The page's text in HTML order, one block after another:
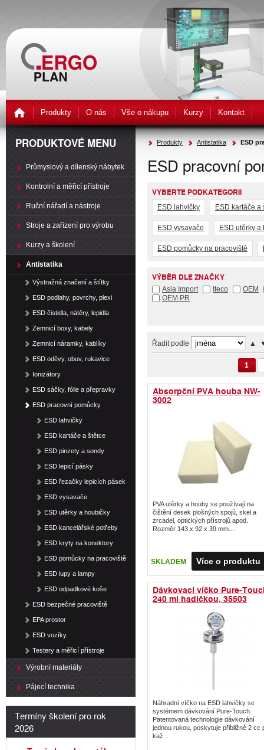
Produkty O nás Vše o nákupu Kurzy Kontakt
Produkty Antistatika ESD
ESD pracovní
VYBERTE PODKATEGORII
ESD lahvičky ESD kartáče a
ESD vysavače ESD utěrky a
ESD pomůcky na pracoviště
VÝBĚR DLE ZNAČKY
Asia Import Iteco
OEM
OEM PR
Řadit podle ▲
1
Absorpční PVA houba NW-
3002
PVA utěrky a houby se používají na
čištění desek plošných spojů, skel a
zrcadel, optických přístrojů apod.
Rozměr 143 x 92 x 39 mm....
SKLADEM Více o produktu
Dávkovací víčko Pure-
240 ml hadičkou, 35503
Náhradní víčko na ESD lahvičky se
systémem dávkování Pure-Touch.
Patentovaná technologie dávkování
jednou rukou, poskytuje přibližně 2 cc
kaž...
PRODUKTOVÉ MENU
Průmyslový a dílenský nábytek
Kontrolní a měřicí přístroje
Ruční nářadí a nástroje
Stroje a zařízení pro výrobu
Kurzy a školení
Antistatika
Výstražná značení a štítky
ESD podlahy, povrchy, plexi
ESD čistidla, nátěry, lepidla
Zemnicí boxy, kabely
Zemnicí náramky, kablíky
ESD oděvy, obuv, rukavice
Ionizátory
ESD sáčky, fólie a přepravky
ESD pracovní pomůcky
ESD lahvičky
ESD kartáče a štětce
ESD pinzety a sondy
ESD lepicí pásky
ESD řezačky lepicích pásek
ESD vysavače
ESD utěrky a houbičky
ESD kancelářské potřeby
ESD kryty na konektory
ESD pomůcky na pracoviště
ESD lupy a lampy
ESD odpadkové koše
ESD bezpečné pracoviště
EPA prostor
ESD vozíky
Testery a měřicí přístroje
Výrobní materiály
Pájecí technika
Termíny školení pro rok
2026